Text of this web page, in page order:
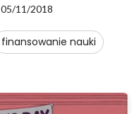
05/11/2018
finansowanie nauki